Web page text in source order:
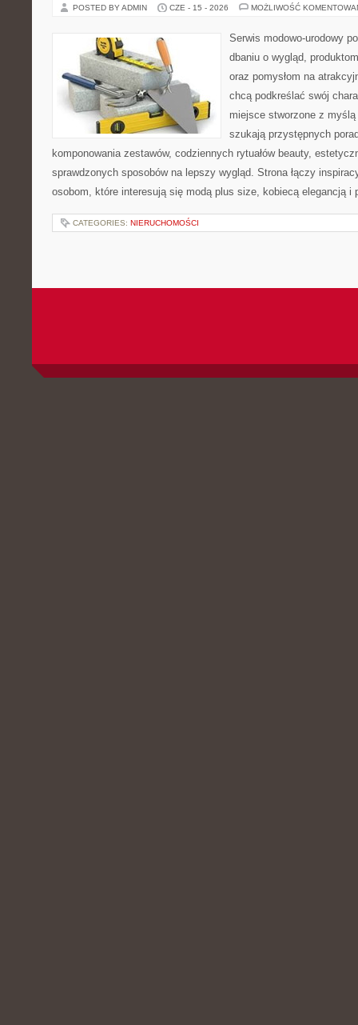
POSTED BY ADMIN CZE - 15 - 2026 MOŻLIWOŚĆ
Serwis modowo-urodowy
dbaniu o wygląd,
oraz pomysłom na
chcą podkreślać swój
miejsce stworzone z
szukają przystępnych
komponowania zestawów, codziennych rytuałów beauty,
sprawdzonych sposobów na lepszy wygląd. Strona łączy
osobom, które interesują się modą plus size, kobiecą elegancją
CATEGORIES: NIERUCHOMOŚCI